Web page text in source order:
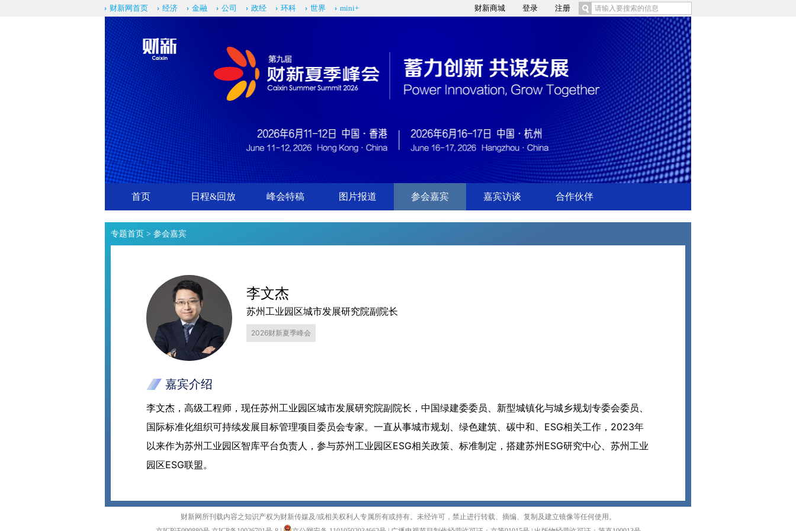
财新商城 登录 注册
财新网首页 经济 金融 公司 政经 环科 世界 mini+
首页 日程&回放 峰会特稿 图片报道 参会嘉宾 嘉宾访谈 合作伙伴
专题首页 > 参会嘉宾
李文杰
苏州工业园区城市发展研究院副院长
2026财新夏季峰会
嘉宾介绍
李文杰，高级工程师，现任苏州工业园区城市发展研究院副院长，中国绿建委委员、新型城镇化与城乡规划专委会委员、
国际标准化组织可持续发展目标管理项目委员会专家。一直从事城市规划、绿色建筑、碳中和、ESG相关工作，2023年
以来作为苏州工业园区智库平台负责人，参与苏州工业园区ESG相关政策、标准制定，搭建苏州ESG研究中心、苏州工业
园区ESG联盟。
财新网所刊载内容之知识产权为财新传媒及/或相关权利人专属所有或持有。未经许可，禁止进行转载、摘编、复制及建立镜像等任何使用。